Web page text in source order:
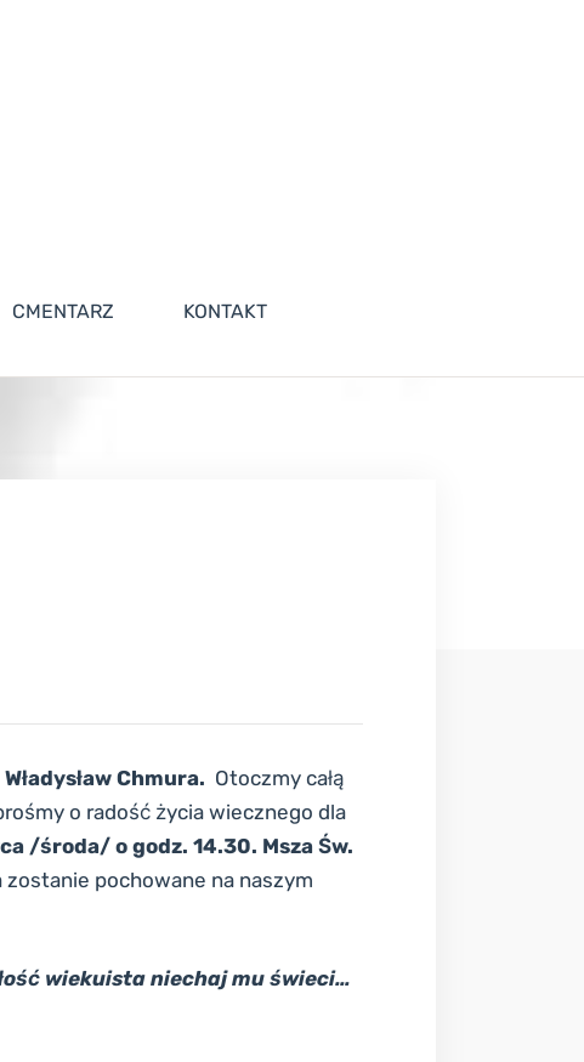
CMENTARZ KONTAKT
Chmura. Otoczmy całą
o radość życia wiecznego dla
/środa/ o godz. 14.30. Msza Św.
zostanie pochowane na naszym
wiekuista niechaj mu świeci…